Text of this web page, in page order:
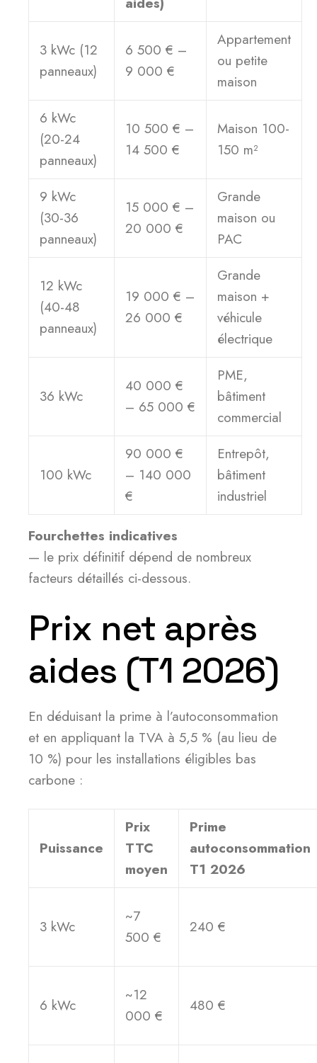
3 kWc (12
panneaux)
6 500 € –
9 000 €
Appartement
ou petite
maison
6 kWc
(20-24
panneaux)
10 500 € –
14 500 €
Maison 100-
150 m²
9 kWc
(30-36
panneaux)
15 000 € –
20 000 €
Grande
maison ou
PAC
12 kWc
(40-48
panneaux)
19 000 € –
26 000 €
Grande
maison +
véhicule
électrique
36 kWc
40 000 €
– 65 000 €
PME,
bâtiment
commercial
100 kWc
90 000 €
– 140 000
€
Entrepôt,
bâtiment
industriel
Fourchettes indicatives
— le prix définitif dépend de nombreux
facteurs détaillés ci-dessous.
Prix net après
aides (T1 2026)
En déduisant la prime à l’autoconsommation
et en appliquant la TVA à 5,5 % (au lieu de
10 %) pour les installations éligibles bas
carbone :
Puissance
Prix
TTC
moyen
Prime
autoconsommation
T1 2026
3 kWc
~7
500 €
240 €
6 kWc
~12
000 €
480 €